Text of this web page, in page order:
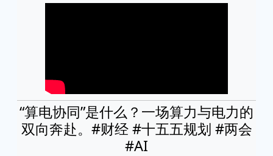
“算电协同”是什么？一场算力与电力的
双向奔赴。#财经 #十五五规划 #两会
#AI